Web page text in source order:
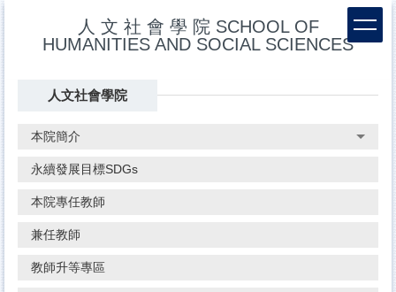
人 文 社 會 學 院 SCHOOL OF
HUMANITIES AND SOCIAL SCIENCES
人文社會學院
本院簡介
永續發展目標SDGs
本院專任教師
兼任教師
教師升等專區